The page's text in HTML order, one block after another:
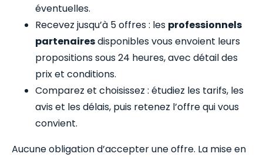
éventuelles.
Recevez jusqu’à 5 offres : les professionnels
partenairesdisponibles vous envoient leurs
propositions sous 24 heures, avec détail des
prix et conditions.
Comparez et choisissez : étudiez les tarifs, les
avis et les délais, puis retenez l’offre qui vous
convient.
Aucune obligation d’accepter une offre. La mise en